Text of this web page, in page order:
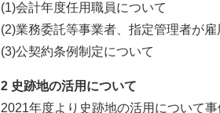
(1)会計年度任用職員について
(2)業務委託等事業者、指定管理者が
(3)公契約条例制定について
2 史跡地の活用について
2021年度より史跡地の活用について